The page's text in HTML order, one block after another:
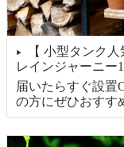
▶
【 小型タンク人
レインジャーニー
届いたらすぐ設置
の方にぜひおすす